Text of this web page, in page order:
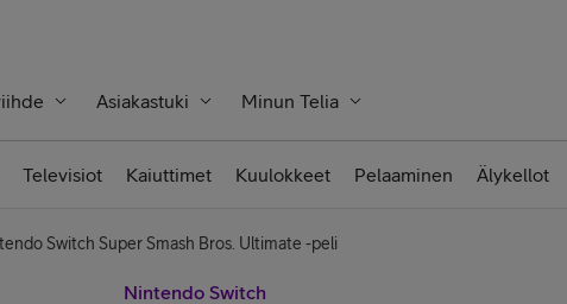
Asiakastuki Minun Telia
Televisiot Kaiuttimet Kuulokkeet Pelaaminen Älykellot
Switch Super Smash Bros. Ultimate -peli
Nintendo Switch